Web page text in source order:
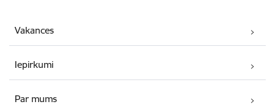
Vakances
Iepirkumi
Par mums